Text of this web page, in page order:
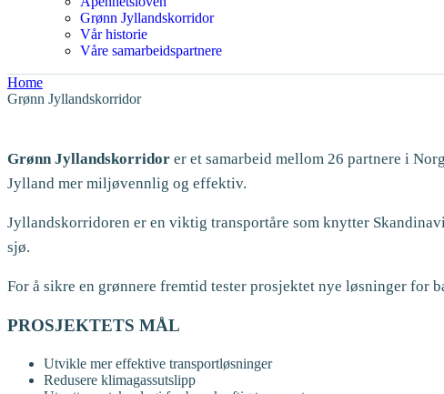
Grønn Jyllandskorridor
Vår historie
Våre samarbeidspartnere
Home
Grønn Jyllandskorridor
Grønn Jyllandskorridor er et samarbeid mellom 26 partnere i
Jylland mer miljøvennlig og effektiv.
Jyllandskorridoren er en viktig transportåre som knytter
sjø.
For å sikre en grønnere fremtid tester prosjektet nye løsninger
PROSJEKTETS MÅL
Utvikle mer effektive transportløsninger
Redusere klimagassutslipp